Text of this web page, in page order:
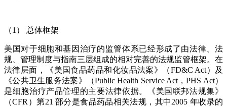
（1） 总体框架
美国对于细胞和基因治疗的监管体系已经形成了由法律、法
规、管理制度与指南三层组成的相对完善的法规监管框架。在
法律层面，《美国食品药品和化妆品法案》（FD&C Act）及
《公共卫生服务法案》（Public Health Service Act，PHS Act）
是细胞治疗产品管理的主要法律依据。《美国联邦法规集》
（CFR）第21 部分是食品药品相关法规，其中2005 年收录的